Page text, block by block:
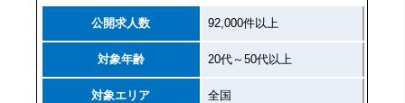
公開求人数 92,000件以上
対象年齢 20代～50代以上
対象エリア 全国